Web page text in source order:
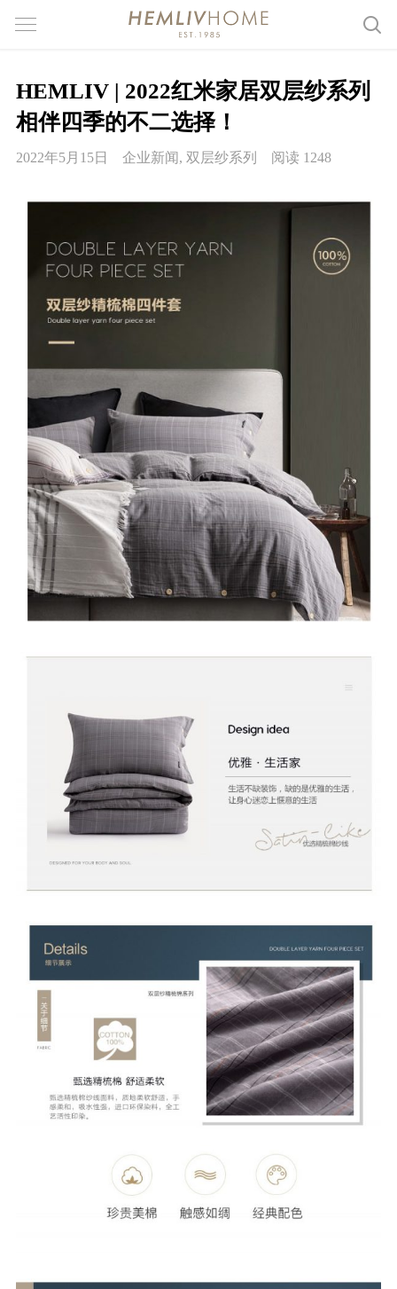
HEMLIV | 2022红米家居双层纱系列
相伴四季的不二选择！
2022年5月15日 企业新闻 , 双层纱系列 阅读 1248